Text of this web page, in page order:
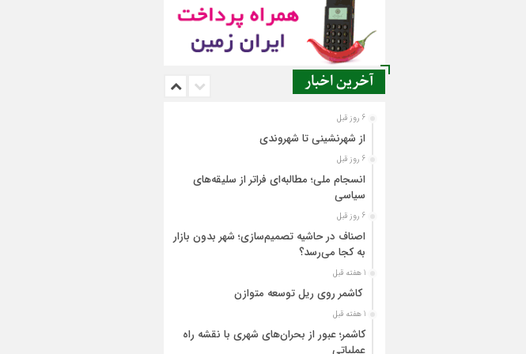
آخرین اخبار
6 روز قبل
از شهرنشینی تا شهروندی
6 روز قبل
انسجام ملی؛ مطالبه‌ای فراتر از سلیقه‌های
سیاسی
6 روز قبل
اصناف در حاشیه تصمیم‌سازی؛ شهر بدون بازار
به کجا می‌رسد؟
1 هفته قبل
کاشمر روی ریل توسعه متوازن
1 هفته قبل
کاشمر؛ عبور از بحران‌های شهری با نقشه راه
عملیاتی